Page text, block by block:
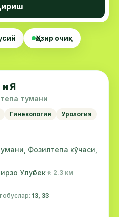
Ҳозир очиқ
и Я
тумани
Гинекология
Урология
Фозилтепа кўчаси,
Улуғбек 🚶 2.3 км
13, 33